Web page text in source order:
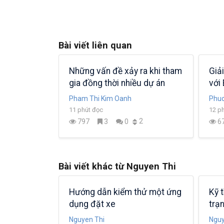
Bài viết liên quan
Khoa học máy tính trong
Ruby: Sử dụng stacks để giải
quyết vấn đề
Ngoc Nguyễn
6 phút đọc
405 1 0 1
5
Bài viết khác từ Nguyen Thi
Làm thế nào để kiểm tra một
ứng dụng định vị
Nguyen Thi
5
ra